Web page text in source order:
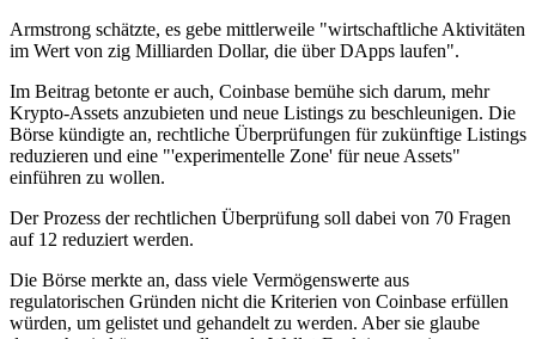
Armstrong schätzte, es gebe mittlerweile "wirtschaftliche Aktivitäten
im Wert von zig Milliarden Dollar, die über DApps laufen".
Im Beitrag betonte er auch, Coinbase bemühe sich darum, mehr
Krypto-Assets anzubieten und neue Listings zu beschleunigen. Die
Börse kündigte an, rechtliche Überprüfungen für zukünftige Listings
reduzieren und eine "'experimentelle Zone' für neue Assets"
einführen zu wollen.
Der Prozess der rechtlichen Überprüfung soll dabei von 70 Fragen
auf 12 reduziert werden.
Die Börse merkte an, dass viele Vermögenswerte aus
regulatorischen Gründen nicht die Kriterien von Coinbase erfüllen
würden, um gelistet und gehandelt zu werden. Aber sie glaube